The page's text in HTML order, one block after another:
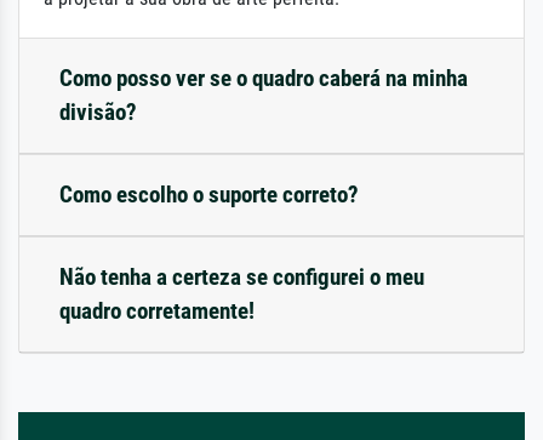
Como posso ver se o quadro caberá na minha
divisão?
Como escolho o suporte correto?
Não tenha a certeza se configurei o meu
quadro corretamente!